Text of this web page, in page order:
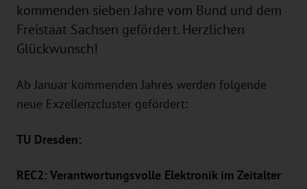
kommenden sieben Jahre vom Bund und dem
Freistaat Sachsen gefördert. Herzlichen
Glückwunsch!
Ab Januar kommenden Jahres werden folgende
neue Exzellenzcluster gefördert:
TU Dresden:
REC2: Verantwortungsvolle Elektronik im Zeitalter